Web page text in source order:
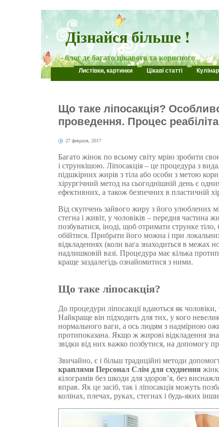
Дізнайся більше !
- блог де багато цікавого та корисного
Листівки, картинки Цікаві статті
Що таке ліпосакція?
проведення. Процес
27 февраля, 2017
Багато жінок по всьому світу мрію зробити
і стрункішою. Ліпосакція – це процедура з
підшкірних жирів з тіла або особи з метою
хірургічний метод на сьогоднішній день є
ефективних, а також безпечних в пластичній
Від скупчень зайвого жиру з його улюблених
стегна і живіт, у чоловіків – передня частина
позбуватися, іноді, щоб отримати струнке тіло,
обійтися. Прибрати його можна і при
відкладеннях (коли вага знаходиться в межах
надлишковій вазі. Процедура має кілька
краще заздалегідь ознайомитися з ними.
Що таке ліпосакція?
До процедури ліпосакції вдаються як чоловіки,
Найкраще він підходить для тих, у кого
нормального ваги, а ось людям з надмірною
протипоказана. Якщо ж жирові відкладення
звідки від них важко позбутися, на допомогу
Звичайно, є і більш традиційні методи
краплями Персонал Слім для схуднення
кілограмів без шкоди для здоров’я, без
вправ. Як це засіб, так і ліпосакція можуть
колінах, плечах, руках, стегнах і будь-яких